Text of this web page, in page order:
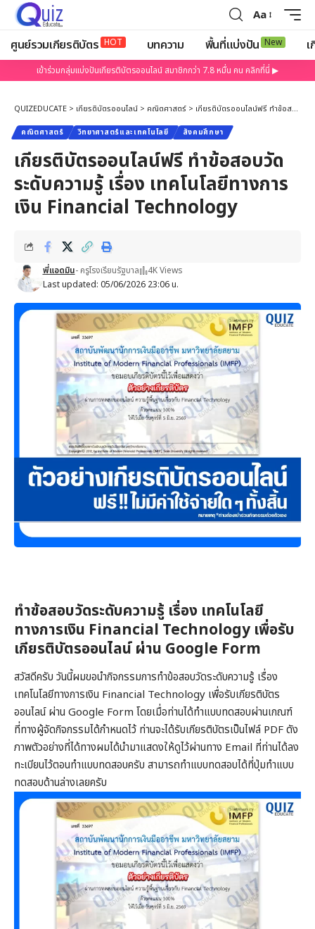
Aa
ศูนย์รวมเกียรติบัตร HOT บทความ พื้นที่แบ่งปัน New
เข้าร่วมกลุ่มแบ่งปันเกียรติบัตรออนไลน์ สมาชิกกว่า 7.8 หมื่น คน คลิกที่นี่ ▶
QUIZEDUCATE > เกียรติบัตรออนไลน์ > คณิตศาสตร์ > เกียรติบัตรออนไลน์ฟรี ทำข้อสอบวัดระดับความรู้ เรื่อง เทคโนโลยีทางการเงิน Financial Technology
คณิตศาสตร์ วิทยาศาสตร์และเทคโนโลยี สังคมศึกษา
เกียรติบัตรออนไลน์ฟรี ทำข้อสอบวัด
ระดับความรู้ เรื่อง เทคโนโลยีทางการ
เงิน Financial Technology
Last updated: 05/06/2026 23:06 น.
พี่แอดมิน- ครูโรงเรียนรัฐบาล 4K Views
ทำข้อสอบวัดระดับความรู้ เรื่อง เทคโนโลยี
ทางการเงิน Financial Technology เพื่อรับ
เกียรติบัตรออนไลน์ ผ่าน Google Form
สวัสดีครับ วันนี้ผมขอนำกิจกรรมการทำข้อสอบวัดระดับความรู้ เรื่อง
เทคโนโลยีทางการเงิน Financial Technology เพื่อรับเกียรติบัตร
ออนไลน์ ผ่าน Google Form โดยเมื่อท่านได้ทำแบบทดสอบผ่านเกณฑ์
ที่ทางผู้จัดกิจกรรมได้กำหนดไว้ ท่านจะได้รับเกียรติบัตรเป็นไฟล์ PDF ดัง
ภาพตัวอย่างที่ได้ทางผมได้นำมาแสดงให้ดูไว้ผ่านทาง Email ที่ท่านได้ลง
ทะเบียนไว้ตอนทำแบบทดสอบครับ สามารถทำแบบทดสอบได้ที่ปุ่มทำแบบ
ทดสอบด้านล่างเลยครับ